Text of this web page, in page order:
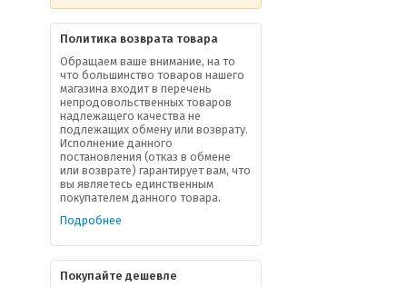
Политика возврата товара
Обращаем ваше внимание, на то
что большинство товаров нашего
магазина входит в перечень
непродовольственных товаров
надлежащего качества не
подлежащих обмену или возврату.
Исполнение данного
постановления (отказ в обмене
или возврате) гарантирует вам, что
вы являетесь единственным
покупателем данного товара.
Подробнее
Покупайте дешевле